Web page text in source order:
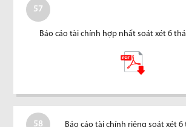
57
Báo cáo tài chính hợp nhất soát xét 6
58 Báo cáo tài chính riêng soát xét